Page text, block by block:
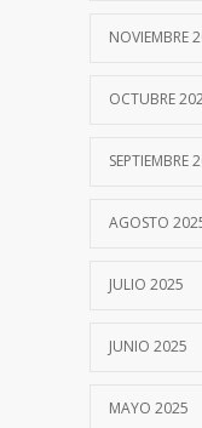
NOVIEMBRE
OCTUBRE
SEPTIEMBRE
AGOSTO
JULIO 2025
JUNIO 2025
MAYO 2025